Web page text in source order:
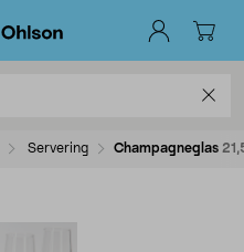
Servering Champagneglas